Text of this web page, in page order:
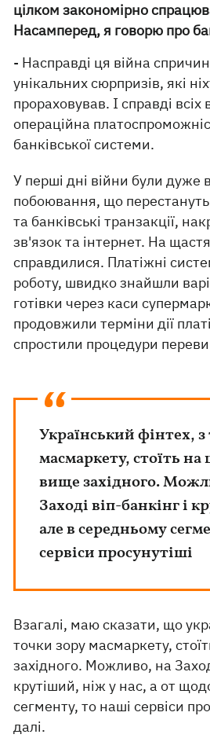
цілком закономірно
Насамперед, я говорю про
- Насправді ця війна
унікальних сюрпризів, які
прораховував. І справді всіх
операційна
банківської системи.
У перші дні війни були дуже
побоювання, що
та банківські транзакції,
зв'язок та інтернет. На
справдилися. Платіжні
роботу, швидко знайшли
готівки через каси
продовжили терміни дії
спростили процедури
Український фінтех, з
масмаркету, стоїть на
вище західного.
Заході віп-банкінг і
але в середньому
сервіси просунутіші
Взагалі, маю сказати, що
точки зору масмаркету,
західного. Можливо, на
крутіший, ніж у нас, а от
сегменту, то наші сервіси
далі.